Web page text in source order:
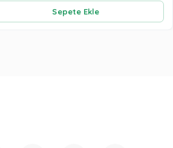
Sepete Ekle